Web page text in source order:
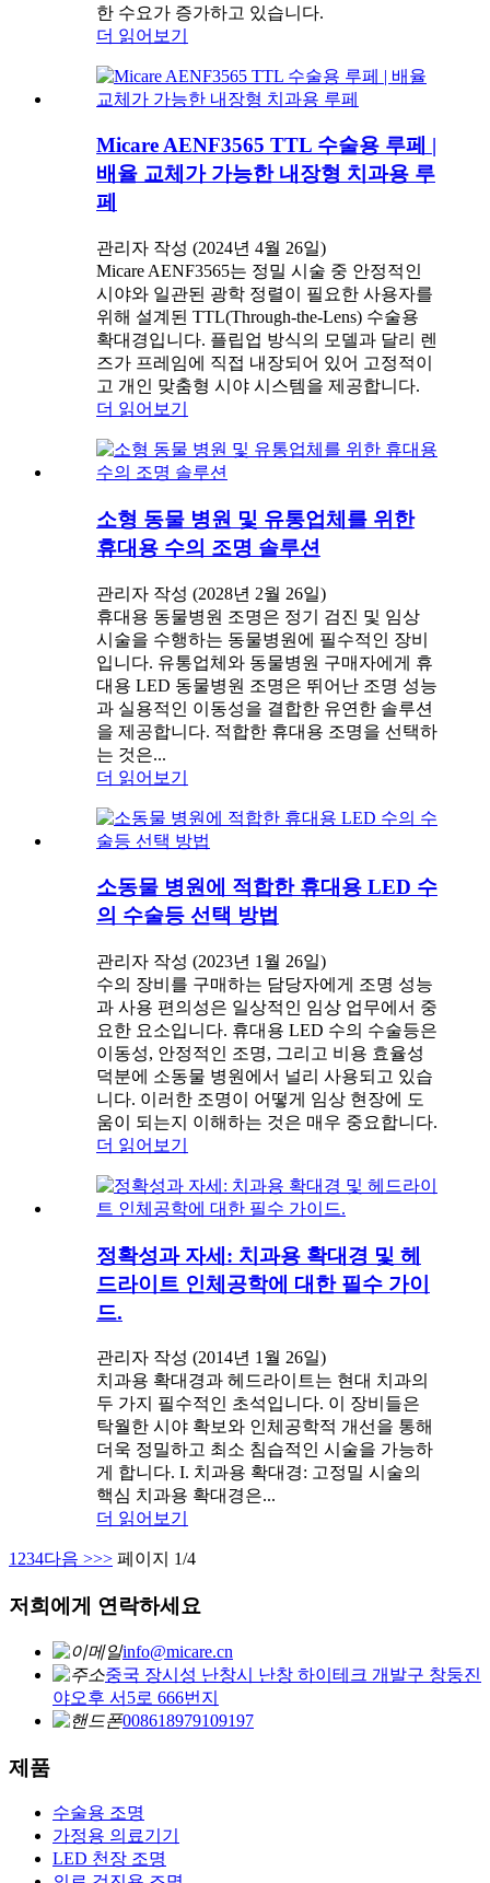
한 수요가 증가하고 있습니다.
더 읽어보기
Micare AENF3565 TTL 수술용 루페 |
배율 교체가 가능한 내장형 치과용 루
페
관리자 작성 (2024년 4월 26일)
Micare AENF3565는 정밀 시술 중 안정적인
시야와 일관된 광학 정렬이 필요한 사용자를
위해 설계된 TTL(Through-the-Lens) 수술용
확대경입니다. 플립업 방식의 모델과 달리 렌
즈가 프레임에 직접 내장되어 있어 고정적이
고 개인 맞춤형 시야 시스템을 제공합니다.
더 읽어보기
소형 동물 병원 및 유통업체를 위한
휴대용 수의 조명 솔루션
관리자 작성 (2028년 2월 26일)
휴대용 동물병원 조명은 정기 검진 및 임상
시술을 수행하는 동물병원에 필수적인 장비
입니다. 유통업체와 동물병원 구매자에게 휴
대용 LED 동물병원 조명은 뛰어난 조명 성능
과 실용적인 이동성을 결합한 유연한 솔루션
을 제공합니다. 적합한 휴대용 조명을 선택하
는 것은...
더 읽어보기
소동물 병원에 적합한 휴대용 LED 수
의 수술등 선택 방법
관리자 작성 (2023년 1월 26일)
수의 장비를 구매하는 담당자에게 조명 성능
과 사용 편의성은 일상적인 임상 업무에서 중
요한 요소입니다. 휴대용 LED 수의 수술등은
이동성, 안정적인 조명, 그리고 비용 효율성
덕분에 소동물 병원에서 널리 사용되고 있습
니다. 이러한 조명이 어떻게 임상 현장에 도
움이 되는지 이해하는 것은 매우 중요합니다.
더 읽어보기
정확성과 자세: 치과용 확대경 및 헤
드라이트 인체공학에 대한 필수 가이
드.
관리자 작성 (2014년 1월 26일)
치과용 확대경과 헤드라이트는 현대 치과의
두 가지 필수적인 초석입니다. 이 장비들은
탁월한 시야 확보와 인체공학적 개선을 통해
더욱 정밀하고 최소 침습적인 시술을 가능하
게 합니다. I. 치과용 확대경: 고정밀 시술의
핵심 치과용 확대경은...
더 읽어보기
1234다음 >>> 페이지 1/4
저희에게 연락하세요
info@micare.cn
중국 장시성 난창시 난창 하이테크 개발구 창둥진
야오후 서5로 666번지
008618979109197
제품
수술용 조명
가정용 의료기기
LED 천장 조명